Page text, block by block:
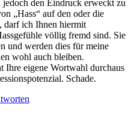
den Eindruck erweckt zu
„Hass“ auf den oder die
darf ich Ihnen hiermit
völlig fremd sind. Sie
und werden dies für meine
wohl auch bleiben.
Ihre eigene Wortwahl durchaus
Schade.